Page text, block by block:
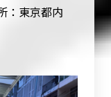
：東京都内